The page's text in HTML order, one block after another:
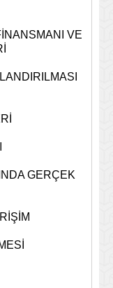
VE
GERÇEK